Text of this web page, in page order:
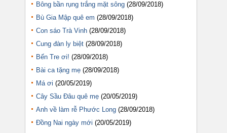
Bông bần rụng trắng mặt sông (28/09/2018)
Bù Gia Mập quê em (28/09/2018)
Con sáo Trà Vinh (28/09/2018)
Cung đàn ly biệt (28/09/2018)
Bến Tre ơi! (28/09/2018)
Bài ca tặng mẹ (28/09/2018)
Má ơi (20/05/2019)
Cây Sầu Đâu quê mẹ (20/05/2019)
Anh về làm rễ Phước Long (28/09/2018)
Đồng Nai ngày mới (20/05/2019)